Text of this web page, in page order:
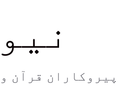
پیروکاران قرآن